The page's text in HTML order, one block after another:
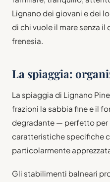
Lignano dei giovani e dei
di chi vuole il mare senza il
frenesia.
La spiaggia:
La spiaggia di Lignano
frazioni la sabbia fine e il
degradante — perfetto per
caratteristiche specifiche
particolarmente
Gli stabilimenti balneari